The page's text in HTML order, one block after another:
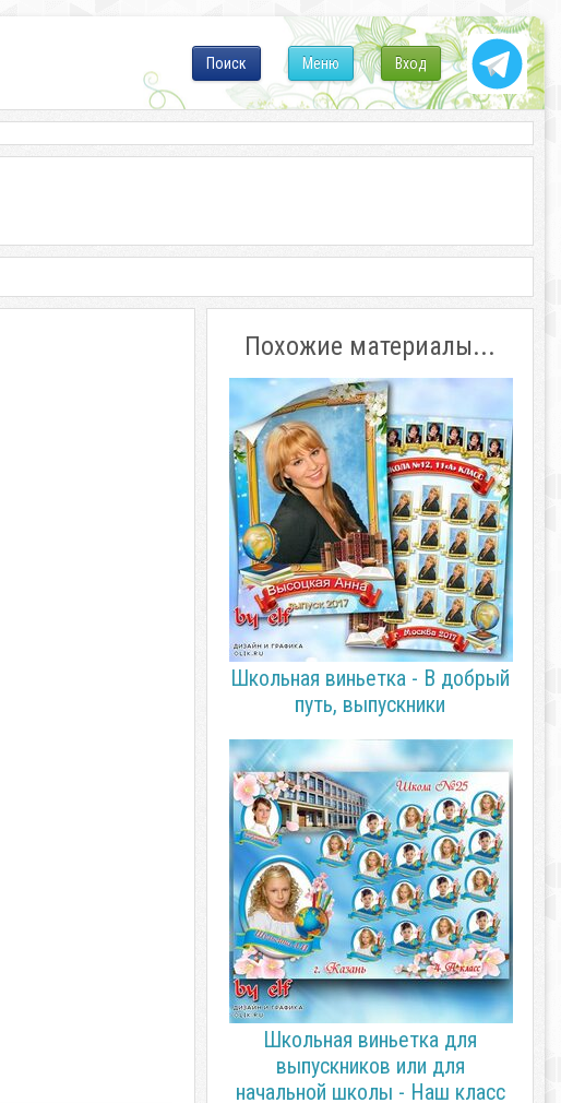
Вход
Меню
Поиск
Похожие материалы...
Школьная виньетка - В добрый
путь, выпускники
Школьная виньетка для
выпускников или для
начальной школы - Наш класс